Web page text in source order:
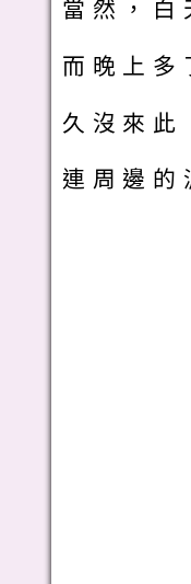
當然，白
而晚上多
久沒來此
連周邊